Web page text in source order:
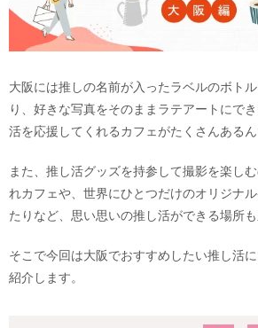
大阪には推しの名前が入ったラベルのボト
り、好きな写真をそのままラテアートにで
活を応援してくれるカフェがたくさんある
また、推し活グッズを持参して撮影を楽し
れカフェや、世界にひとつだけのオリジナ
たりなど、思い思いの推し活ができる場所も
そこで今回は大阪でおすすめしたい推し活
紹介します。